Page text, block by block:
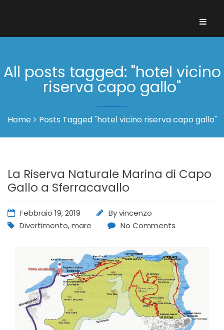
All posts tagged: "hotel vicino
riserva capo gallo"
Home Posts Tagged "hotel vicino riserva capo gallo"
La Riserva Naturale Marina di Capo
Gallo a Sferracavallo
Febbraio 19, 2019 Byvincenzo
Divertimento,mare No Comments